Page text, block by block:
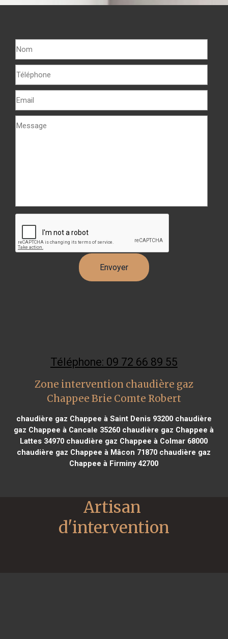
Téléphone: 09 72 66 89 55
Zone intervention chaudière gaz
Chappee Brie Comte Robert
chaudière gaz Chappee à Saint Denis 93200chaudière
gaz Chappee à Cancale 35260 chaudière gaz Chappee à
Lattes 34970 chaudière gaz Chappee à Colmar 68000
chaudière gaz Chappee à Mâcon 71870 chaudière gaz
Chappee à Firminy 42700
Artisan
d'intervention